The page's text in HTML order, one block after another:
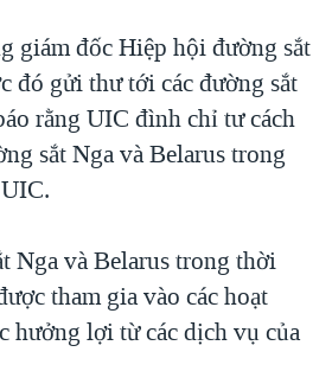
giám đốc Hiệp hội đường sắt
đó gửi thư tới các đường sắt
rằng UIC đình chỉ tư cách
sắt Nga và Belarus trong
Nga và Belarus trong thời
tham gia vào các hoạt
hưởng lợi từ các dịch vụ của